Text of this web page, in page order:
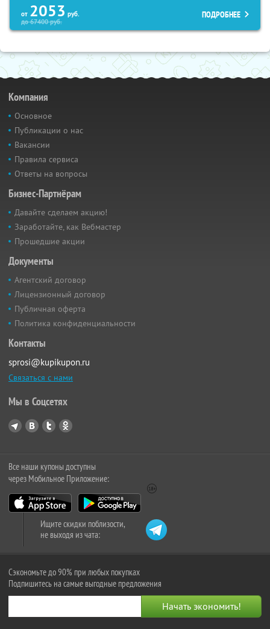
от 2053 руб.
до67400руб.
ПОДРОБНЕЕ
Компания
Основное
Публикации о нас
Вакансии
Правила сервиса
Ответы на вопросы
Бизнес-Партнёрам
Давайте сделаем акцию!
Заработайте, как Вебмастер
Прошедшие акции
Документы
Агентский договор
Лицензионный договор
Публичная оферта
Политика конфиденциальности
Контакты
sprosi@kupikupon.ru
Связаться с нами
Мы в Соцсетях
Все наши купоны доступны
через Мобильное Приложение:
Ищите скидки поблизости,
не выходя из чата:
Сэкономьте до 90% при любых покупках
Подпишитесь на самые выгодные предложения